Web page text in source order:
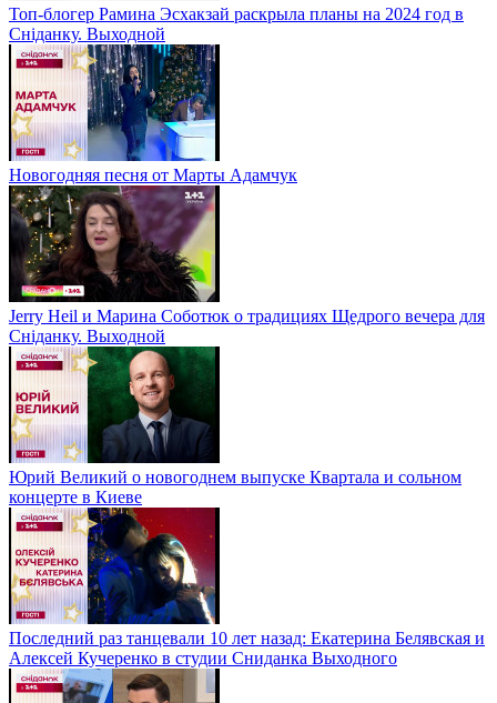
Топ-блогер Рамина Эсхакзай раскрыла планы на 2024 год в
Сніданку. Выходной
Новогодняя песня от Марты Адамчук
Jerry Heil и Марина Соботюк о традициях Щедрого вечера для
Сніданку. Выходной
Юрий Великий о новогоднем выпуске Квартала и сольном
концерте в Киеве
Последний раз танцевали 10 лет назад: Екатерина Белявская и
Алексей Кучеренко в студии Сниданка Выходного